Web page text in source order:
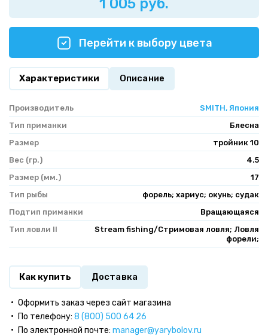
1 005 руб.
Перейти к выбору цвета
Характеристики Описание
Производитель
SMITH, Япония
Тип приманки
Блесна
Размер
тройник 10
Вес (гр.)
4.5
Размер (мм.)
17
Тип рыбы
форель; хариус; окунь; судак
Подтип приманки
Вращающаяся
Тип ловли II
Stream fishing/Стримовая ловля; Ловля
форели;
Как купить Доставка
Оформить заказ через сайт магазина
По телефону: 8 (800) 500 64 26
По электронной почте: manager@yarybolov.ru